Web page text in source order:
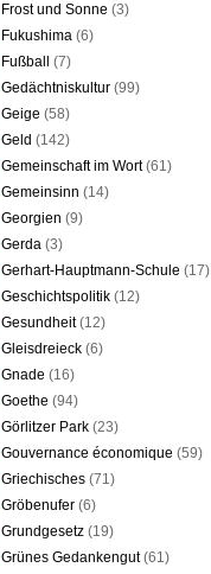
Frost und Sonne (3)
Fukushima (6)
Fußball
(7)
Gedächtniskultur (99)
Geige (58)
Geld (142)
Gemeinschaft im Wort(61)
Gemeinsinn (14)
Georgien (9)
Gerda (3)
Gerhart-Hauptmann-Schule (17)
Geschichtspolitik (12)
Gesundheit(12)
Gleisdreieck (6)
Gnade (16)
Goethe (94)
Görlitzer Park (23)
Gouvernance économique (59)
Griechisches (71)
Gröbenufer (6)
Grundgesetz (19)
Grünes Gedankengut(61)